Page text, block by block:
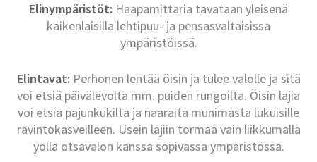
Elinympäristöt: Haapamittaria tavataan yleisenä
kaikenlaisilla lehtipuu- ja pensasvaltaisissa
ympäristöissä.
Elintavat:Perhonen lentää öisin ja tulee valolle ja sitä
voi etsiä päivälevolta mm. puiden rungoilta. Öisin lajia
voi etsiä pajunkukilta ja naaraita munimasta lukuisille
ravintokasveilleen. Usein lajiin törmää vain liikkumalla
yöllä otsavalon kanssa sopivassa ympäristössä.